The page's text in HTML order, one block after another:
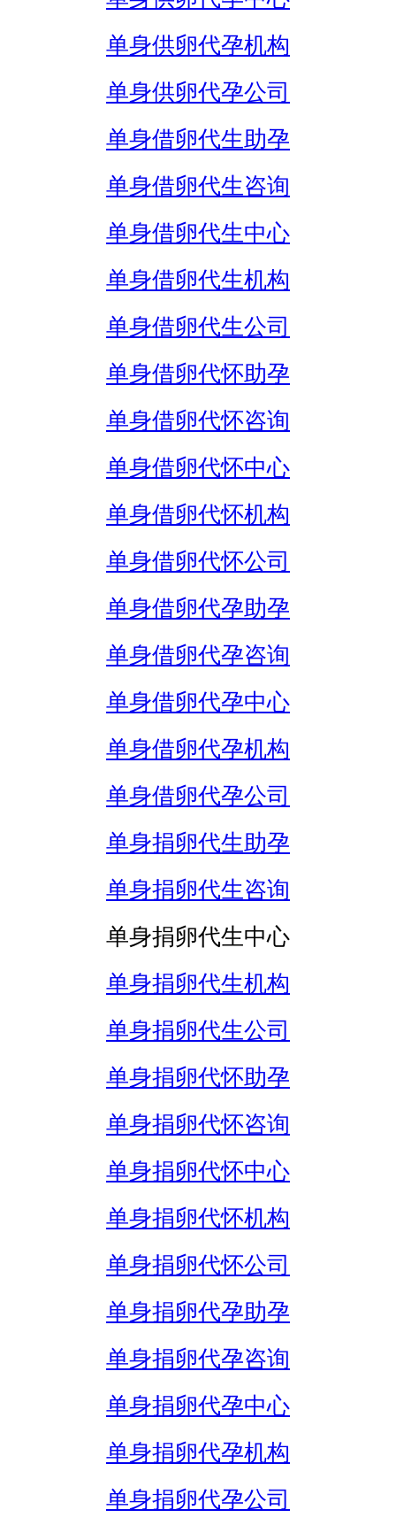
单身供卵代孕机构
单身供卵代孕公司
单身借卵代生助孕
单身借卵代生咨询
单身借卵代生中心
单身借卵代生机构
单身借卵代生公司
单身借卵代怀助孕
单身借卵代怀咨询
单身借卵代怀中心
单身借卵代怀机构
单身借卵代怀公司
单身借卵代孕助孕
单身借卵代孕咨询
单身借卵代孕中心
单身借卵代孕机构
单身借卵代孕公司
单身捐卵代生助孕
单身捐卵代生咨询
单身捐卵代生中心
单身捐卵代生机构
单身捐卵代生公司
单身捐卵代怀助孕
单身捐卵代怀咨询
单身捐卵代怀中心
单身捐卵代怀机构
单身捐卵代怀公司
单身捐卵代孕助孕
单身捐卵代孕咨询
单身捐卵代孕中心
单身捐卵代孕机构
单身捐卵代孕公司